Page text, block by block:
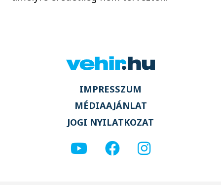
IMPRESSZUM
MÉDIAAJÁNLAT
JOGI NYILATKOZAT